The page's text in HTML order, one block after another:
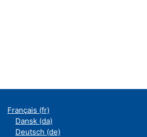
Français ‎(fr)‎
Dansk ‎(da)‎
Deutsch ‎(de)‎